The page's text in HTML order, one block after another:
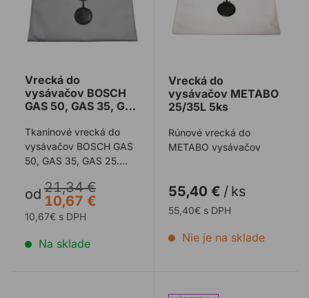
Vrecká do
vysávačov BOSCH
GAS 50, GAS 35, GAS
Tkaninové vrecká do
vysávačov BOSCH GAS
50, GAS 35, GAS 25.
5 ks
od 21,34 €
10,67 €
10,67€ s DPH
Na sklade
Vrecká do
vysávačov METABO
25/35L 5ks
Rúnové vrecká do
METABO vysávačov
55,40 € / ks
55,40€ s DPH
Nie je na sklade
Priemyselný vysavač BOSCH GAS12-25PL
Vrecká do vysávačov